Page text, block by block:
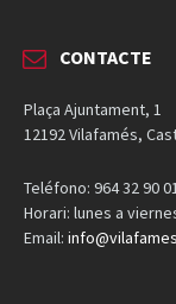
CONTACTE
Plaça Ajuntament, 1
12192 Vilafamés,
Teléfono: 964 32 90
Horari: lunes a
Email: